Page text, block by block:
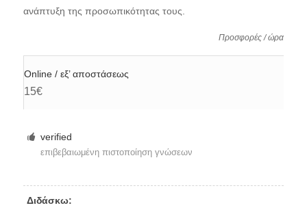
ανάπτυξη της προσωπικότητας τους.
Προσφορές / ώρα
Online / εξ’ αποστάσεως
15€
verified
επιβεβαιωμένη πιστοποίηση γνώσεων
Διδάσκω: